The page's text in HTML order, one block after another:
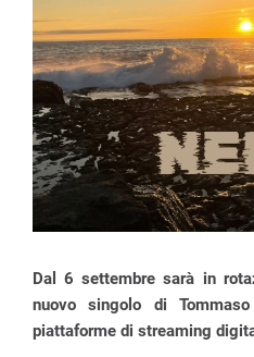
Dal 6 settembre sarà in
nuovo singolo di
piattaforme di streaming